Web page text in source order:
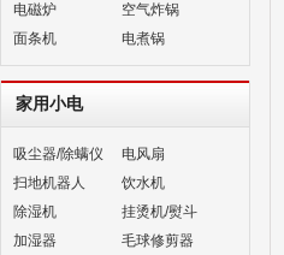
电磁炉
空气炸锅
面条机
电煮锅
家用小电
吸尘器/除螨仪
电风扇
扫地机器人
饮水机
除湿机
挂烫机/熨斗
加湿器
毛球修剪器